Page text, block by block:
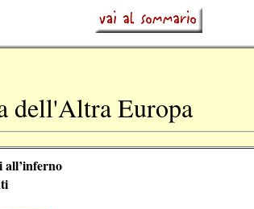
dell'Altra Europa
all’inferno